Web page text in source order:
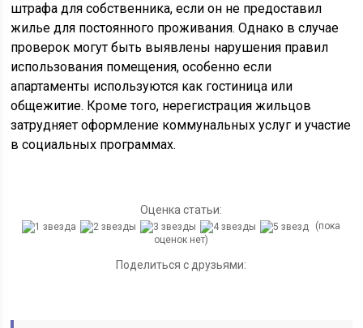
штрафа для собственника, если он не предоставил
жилье для постоянного проживания. Однако в случае
проверок могут быть выявлены нарушения правил
использования помещения, особенно если
апартаменты используются как гостиница или
общежитие. Кроме того, нерегистрация жильцов
затрудняет оформление коммунальных услуг и участие
в социальных программах.
Оценка статьи:
(пока
оценок нет)
Поделиться с друзьями: